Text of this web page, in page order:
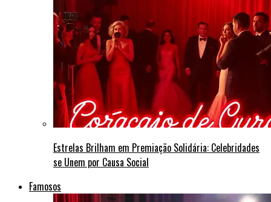
Estrelas Brilham em Premiação Solidária: Celebridades
se Unem por Causa Social
Famosos